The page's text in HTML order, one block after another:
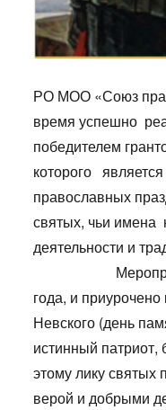
РО МОО «Союз
время успешно
победителем
которого
православных
святых, чьи имена
деятельности и
Мероприятие в
года, и
Невского (день
истинный патриот,
этому лику святых
верой и добрыми